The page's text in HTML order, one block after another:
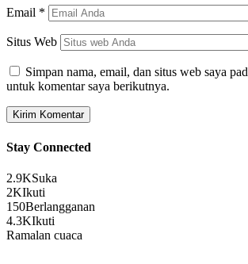
Email *
Situs Web
Simpan nama, email, dan situs web saya
untuk komentar saya berikutnya.
Stay Connected
2.9KSuka
2KIkuti
150Berlangganan
4.3KIkuti
Ramalan cuaca